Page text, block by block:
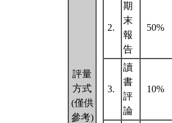
評量
方式
(僅供
參考)
2.
期
末
報
告
50%
3.
讀
書
評
論
10%